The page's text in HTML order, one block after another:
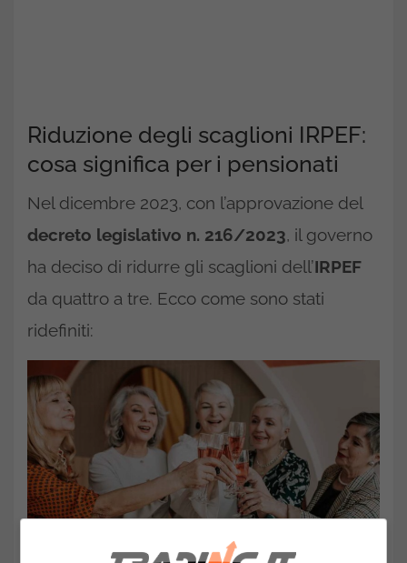
Riduzione degli scaglioni IRPEF:
cosa significa per i pensionati
Nel dicembre 2023, con l’approvazione del
decreto legislativo n. 216/2023, il governo
ha deciso di ridurre gli scaglioni dell’IRPEF
da quattro a tre. Ecco come sono stati
ridefiniti: